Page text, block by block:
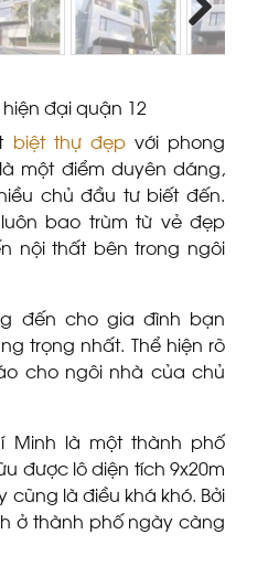
Next
đại quận 12
biệt thự đẹpvới phong
một điểm duyên dáng,
chủ đầu tư biết đến.
bao trùm từ vẻ đẹp
nội thất bên trong ngôi
đến cho gia đình bạn
trọng nhất. Thể hiện rõ
cho ngôi nhà của chủ
Minh là một thành phố
được lô diện tích 9x20m
cũng là điều khá khó. Bởi
ở thành phố ngày càng